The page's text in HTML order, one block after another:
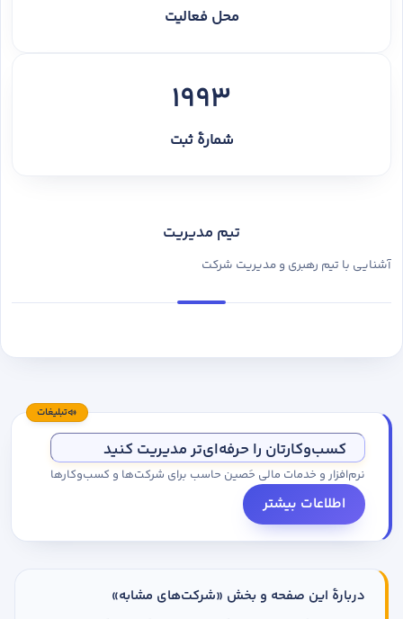
محل فعالیت
1993
شمارهٔ ثبت
تیم مدیریت
آشنایی با تیم رهبری و مدیریت شرکت
تبلیغات
کسب‌وکارتان را حرفه‌ای‌تر مدیریت کنید
نرم‌افزار و خدمات مالی حَصین حاسب برای شرکت‌ها و کسب‌وکارها
اطلاعات بیشتر
دربارهٔ این صفحه و بخش «شرکت‌های مشابه»